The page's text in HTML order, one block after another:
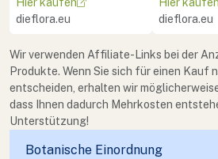
dieflora.eu
dieflora.eu
Wir verwenden Affiliate-Links bei der
Produkte. Wenn Sie sich für einen Kauf
entscheiden, erhalten wir
dass Ihnen dadurch Mehrkosten
Unterstützung!
Botanische Einordnung